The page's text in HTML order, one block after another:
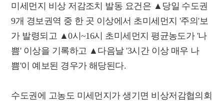
미세먼지 비상 저감조치 발동 요건은 ▲당일 수도권
9개 경보권역 중 한 곳 이상에서 초미세먼지 '주의'보
가 발령되고 ▲0시~16시 초미세먼지 평균농도가 '나
쁨' 이상을 기록하고 ▲다음날 '3시간 이상 매우 나
쁨'이 예보된 경우가 해당된다.
수도권에 고농도 미세먼지가 생기면 비상저감협의회